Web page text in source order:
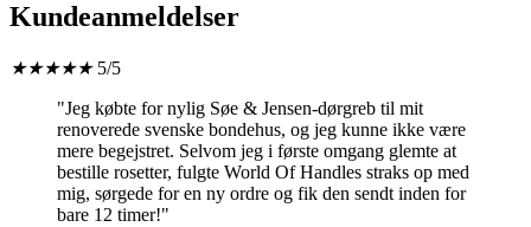
Kundeanmeldelser
★★★★★ 5/5
"Jeg købte for nylig Søe & Jensen-dørgreb til mit
renoverede svenske bondehus, og jeg kunne ikke være
mere begejstret. Selvom jeg i første omgang glemte at
bestille rosetter, fulgte World Of Handles straks op med
mig, sørgede for en ny ordre og fik den sendt inden for
bare 12 timer!"